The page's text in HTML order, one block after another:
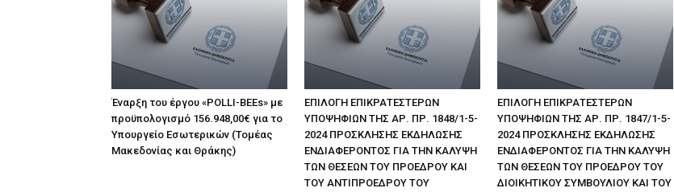
Έναρξη του έργου «POLLI-BEEs» με
προϋπολογισμό 156.948,00€ για το
Υπουργείο Εσωτερικών (Τομέας
Μακεδονίας και Θράκης)
ΕΠΙΛΟΓΗ ΕΠΙΚΡΑΤΕΣΤΕΡΩΝ
ΥΠΟΨΗΦΙΩΝ ΤΗΣ ΑΡ. ΠΡ. 1848/1-5-
2024 ΠΡΟΣΚΛΗΣΗΣ ΕΚΔΗΛΩΣΗΣ
ΕΝΔΙΑΦΕΡΟΝΤΟΣ ΓΙΑ ΤΗΝ ΚΑΛΥΨΗ
ΤΩΝ ΘΕΣΕΩΝ ΤΟΥ ΠΡΟΕΔΡΟΥ ΚΑΙ
ΤΟΥ ΑΝΤΙΠΡΟΕΔΡΟΥ ΤΟΥ
ΕΠΙΛΟΓΗ ΕΠΙΚΡΑΤΕΣΤΕΡΩΝ
ΥΠΟΨΗΦΙΩΝ ΤΗΣ ΑΡ. ΠΡ. 1847/1-5-
2024 ΠΡΟΣΚΛΗΣΗΣ ΕΚΔΗΛΩΣΗΣ
ΕΝΔΙΑΦΕΡΟΝΤΟΣ ΓΙΑ ΤΗΝ ΚΑΛΥΨΗ
ΤΩΝ ΘΕΣΕΩΝ ΤΟΥ ΠΡΟΕΔΡΟΥ ΤΟΥ
ΔΙΟΙΚΗΤΙΚΟΥ ΣΥΜΒΟΥΛΙΟΥ ΚΑΙ ΤΟΥ